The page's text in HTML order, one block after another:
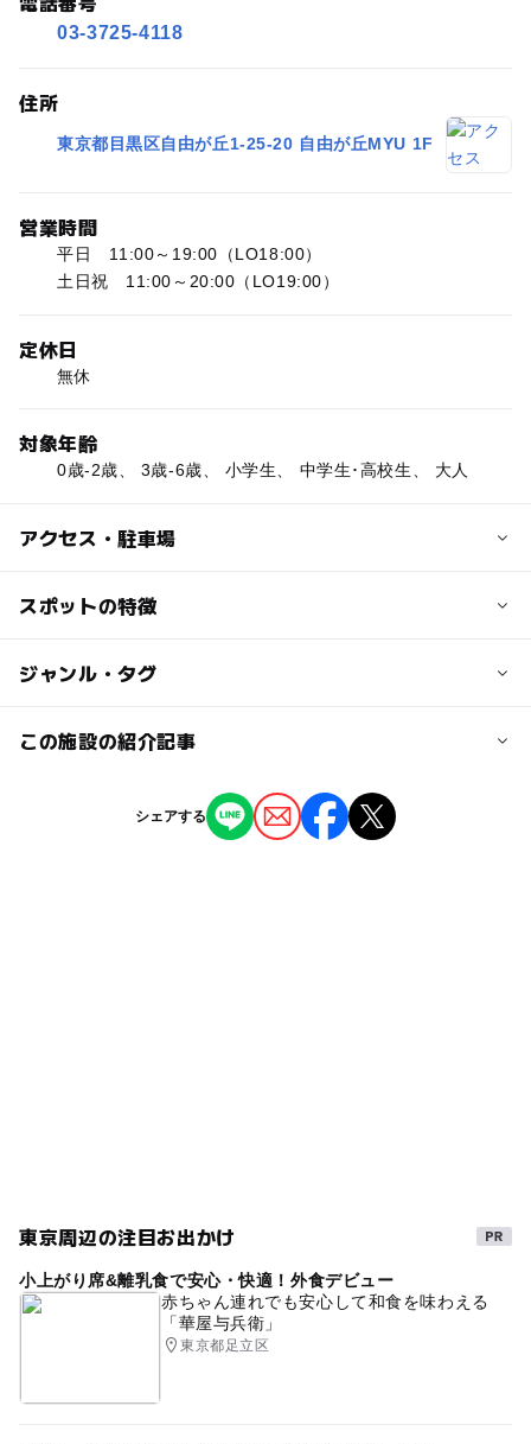
03-3725-4118
住所
東京都目黒区自由が丘1-25-20 自由が丘MYU 1F
営業時間
平日 11:00～19:00（LO18:00）
土日祝 11:00～20:00（LO19:00）
定休日
無休
対象年齢
0歳-2歳、 3歳-6歳、 小学生、 中学生･高校生、 大人
アクセス・駐車場
近くの駅
スポットの特徴
駐車場あり ー
授乳室あり
◯ ベビーカーOK
ジャンル・タグ
ジャンル
この施設の紹介記事
常設キャラクターカフェ21選 人気＆おすす
め厳選
シェアする
東京周辺の注目お出かけ
小上がり席&離乳食で安心・快適！外食デビュー
赤ちゃん連れでも安心して和食を味わえる
「華屋与兵衛」
東京都足立区